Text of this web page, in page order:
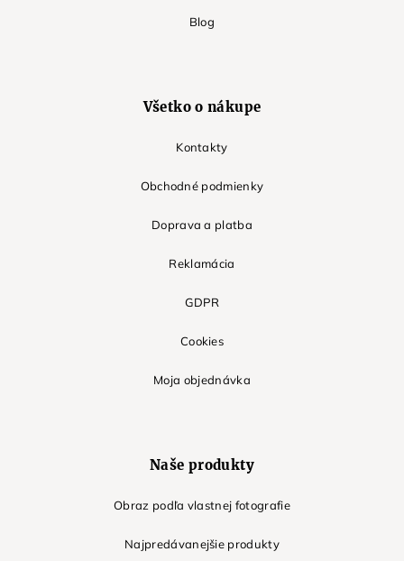
Blog
Všetko o nákupe
Kontakty
Obchodné podmienky
Doprava a platba
Reklamácia
GDPR
Cookies
Moja objednávka
Naše produkty
Obraz podľa vlastnej fotografie
Najpredávanejšie produkty